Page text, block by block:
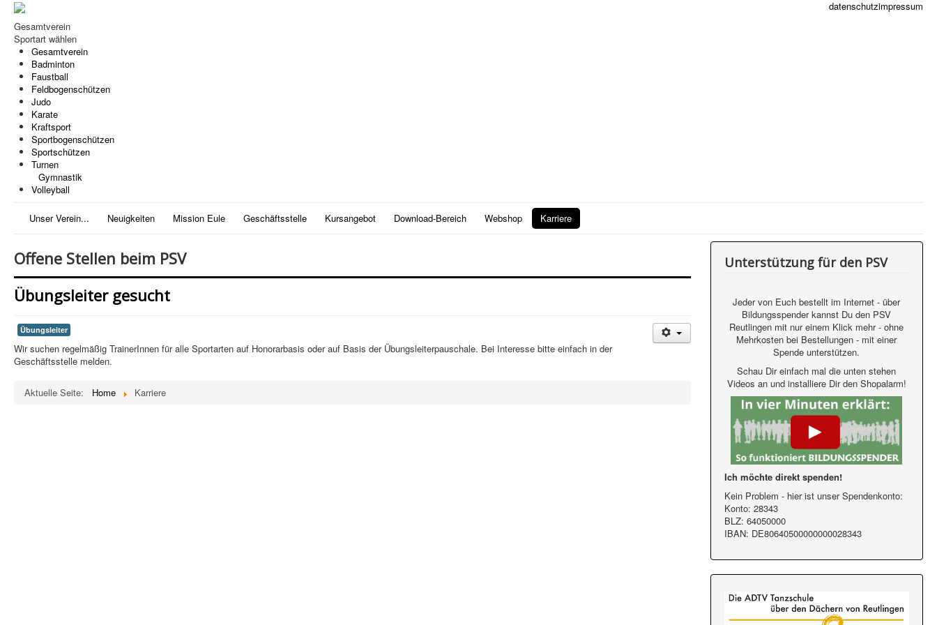
impressum
datenschutz
Gesamtverein
Sportart wählen
Gesamtverein
Badminton
Faustball
Feldbogenschützen
Judo
Karate
Kraftsport
Sportbogenschützen
Sportschützen
Turnen
Gymnastik
Volleyball
Unser Verein... Neuigkeiten Mission Eule Geschäftsstelle Kursangebot Download-Bereich Webshop Karriere
Offene Stellen beim PSV
Übungsleiter gesucht
Übungsleiter
Wir suchen regelmäßig TrainerInnen für alle Sportarten auf Honorarbasis oder auf Basis der Übungsleiterpauschale. Bei Interesse bitte einfach in der
Geschäftsstelle melden.
Aktuelle Seite: Home Karriere
Unterstützung für den PSV
Jeder von Euch bestellt im Internet - über
Bildungsspender kannst Du den PSV
Reutlingen mit nur einem Klick mehr - ohne
Mehrkosten bei Bestellungen - mit einer
Spende unterstützen.
Schau Dir einfach mal die unten stehen
Videos an und installiere Dir den Shopalarm!
Ich möchte direkt spenden!
Kein Problem - hier ist unser Spendenkonto:
Konto: 28343
BLZ: 64050000
IBAN: DE80640500000000028343